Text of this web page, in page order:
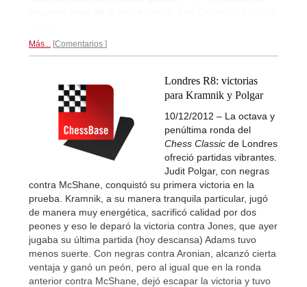
Más... Comentarios
Londres R8: victorias
para Kramnik y Polgar
10/12/2012 – La octava y
penúltima ronda del
Chess Classic de Londres
ofreció partidas vibrantes.
Judit Polgar, con negras
contra McShane, conquistó su primera victoria en la
prueba. Kramnik, a su manera tranquila particular, jugó
de manera muy energética, sacrificó calidad por dos
peones y eso le deparó la victoria contra Jones, que ayer
jugaba su última partida (hoy descansa) Adams tuvo
menos suerte. Con negras contra Aronian, alcanzó cierta
ventaja y ganó un peón, pero al igual que en la ronda
anterior contra McShane, dejó escapar la victoria y tuvo